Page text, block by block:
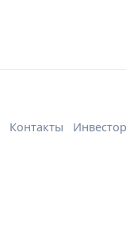
Контакты